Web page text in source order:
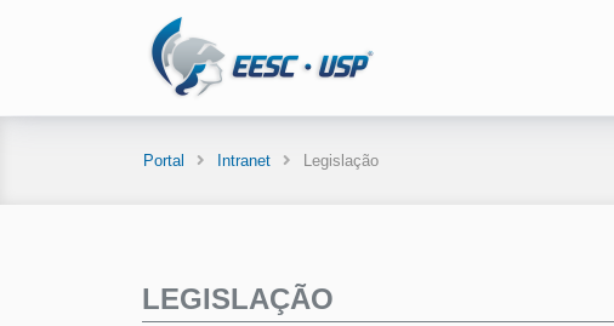
Portal Intranet Legislação
LEGISLAÇÃO